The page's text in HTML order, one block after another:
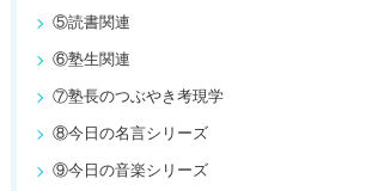
⑤読書関連
⑥塾生関連
⑦塾長のつぶやき考現学
⑧今日の名言シリーズ
⑨今日の音楽シリーズ